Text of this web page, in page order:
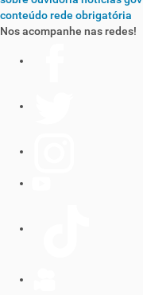
conteúdorede obrigatória
Nos acompanhe nas redes!